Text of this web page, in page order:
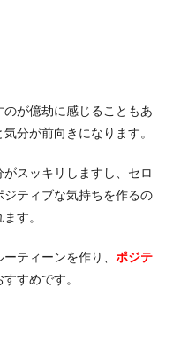
が億劫に感じることもあ
分が前向きになります。
スッキリしますし、セロ
ジティブな気持ちを作るの
す。
ティーンを作り、 ポジテ
すめです。